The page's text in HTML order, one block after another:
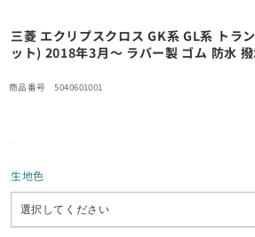
三菱 エクリプスクロス GK系 GL系 トラ
ット) 2018年3月～ ラバー製 ゴム 防水
5040601001
生地色